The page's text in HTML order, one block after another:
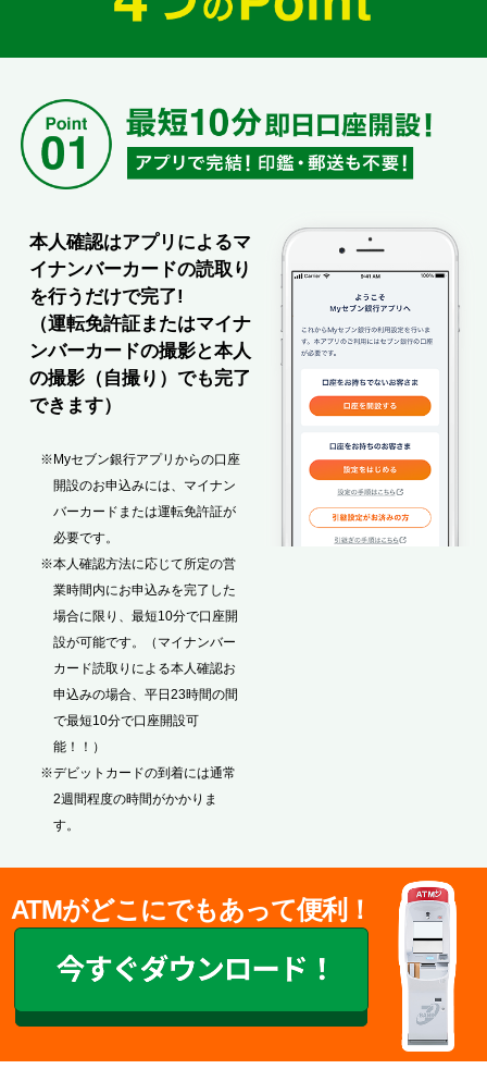
本人確認はアプリによるマ
イナンバーカードの読取り
を行うだけで完了!
（運転免許証またはマイナ
ンバーカードの撮影と本人
の撮影（自撮り）でも完了
できます）
※Myセブン銀行アプリからの口座
開設のお申込みには、マイナン
バーカードまたは運転免許証が
必要です。
※本人確認方法に応じて所定の営
業時間内にお申込みを完了した
場合に限り、最短10分で口座開
設が可能です。（マイナンバー
カード読取りによる本人確認お
申込みの場合、平日23時間の間
で最短10分で口座開設可
能！！）
※デビットカードの到着には通常
2週間程度の時間がかかりま
す。
ATMがどこにでもあって便利！